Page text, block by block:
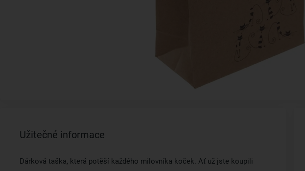
Užitečné informace
Dárková taška, která potěší každého milovníka koček. Ať už jste koupili